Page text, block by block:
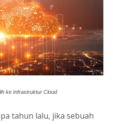
ke Infrastruktur Cloud
tahun lalu, jika sebuah